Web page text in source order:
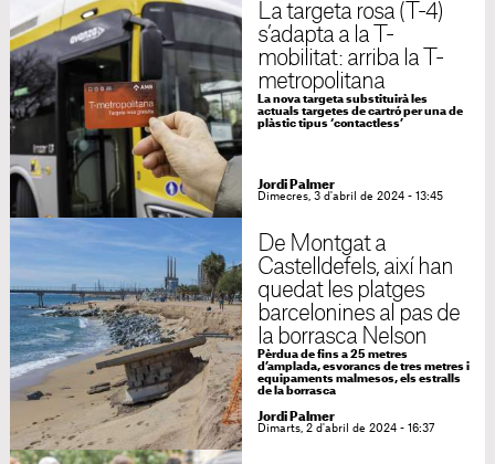
La targeta rosa (T-4)
s’adapta a la T-
mobilitat: arriba la T-
metropolitana
La nova targeta substituirà les
actuals targetes de cartró per una de
plàstic tipus ‘contactless’
Jordi Palmer
Dimecres, 3 d'abril de 2024 - 13:45
De Montgat a
Castelldefels, així han
quedat les platges
barcelonines al pas de
la borrasca Nelson
Pèrdua de fins a 25 metres
d’amplada, esvorancs de tres metres i
equipaments malmesos, els estralls
de la borrasca
Jordi Palmer
Dimarts, 2 d'abril de 2024 - 16:37